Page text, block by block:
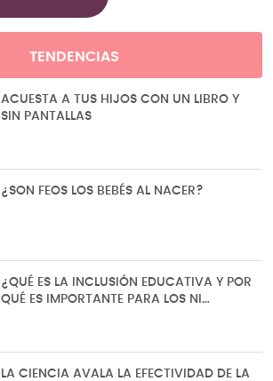
TENDENCIAS
ACUESTA A TUS HIJOS CON UN LIBRO Y
SIN PANTALLAS
¿SON FEOS LOS BEBÉS AL NACER?
¿QUÉ ES LA INCLUSIÓN EDUCATIVA Y POR
QUÉ ES IMPORTANTE PARA LOS NI…
LA CIENCIA AVALA LA EFECTIVIDAD DE LA